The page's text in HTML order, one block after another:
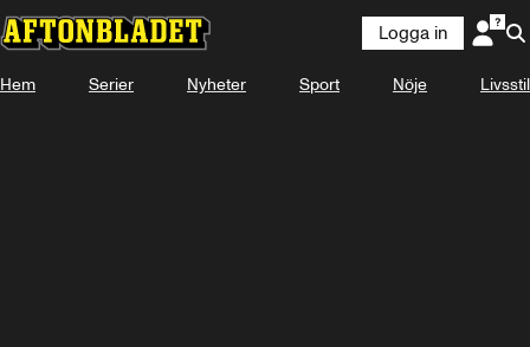
Laddar ...
Logga in
Hem Serier Nyheter Sport Nöje Livsstil